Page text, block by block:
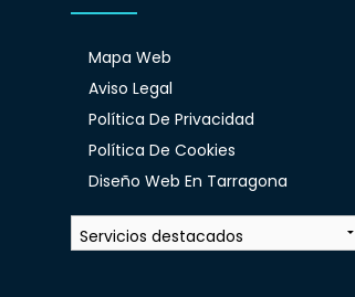
Mapa Web
Aviso Legal
Política De Privacidad
Política De Cookies
Diseño Web En Tarragona